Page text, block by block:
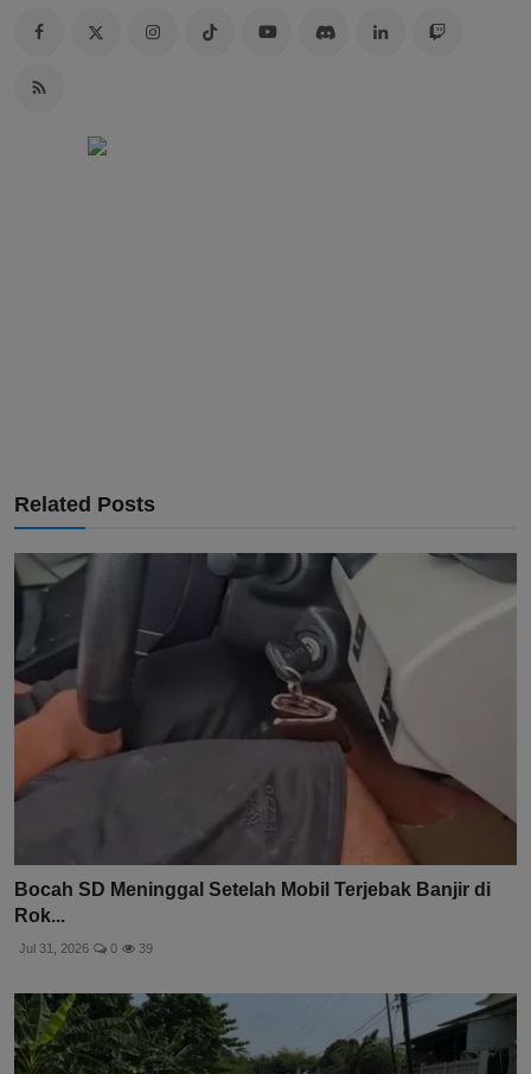
Related Posts
Bocah SD Meninggal Setelah Mobil Terjebak Banjir di
Rok...
Jul 31, 2026 0 39